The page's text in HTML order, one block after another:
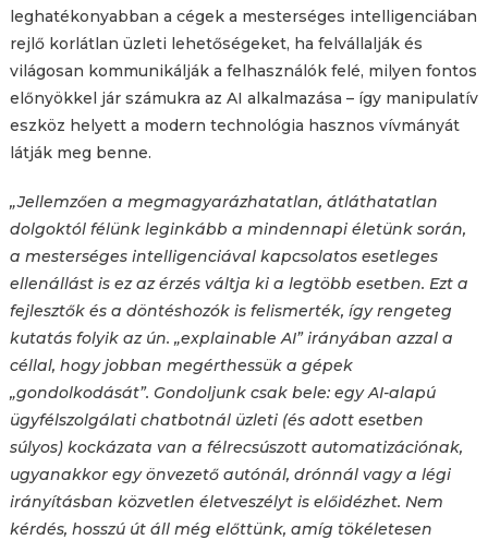
leghatékonyabban a cégek a mesterséges intelligenciában
rejlő korlátlan üzleti lehetőségeket, ha felvállalják és
világosan kommunikálják a felhasználók felé, milyen fontos
előnyökkel jár számukra az AI alkalmazása – így manipulatív
eszköz helyett a modern technológia hasznos vívmányát
látják meg benne.
„Jellemzően a megmagyarázhatatlan, átláthatatlan
dolgoktól félünk leginkább a mindennapi életünk során,
a mesterséges intelligenciával kapcsolatos esetleges
ellenállást is ez az érzés váltja ki a legtöbb esetben. Ezt a
fejlesztők és a döntéshozók is felismerték, így rengeteg
kutatás folyik az ún. „explainable AI” irányában azzal a
céllal, hogy jobban megérthessük a gépek
„gondolkodását”. Gondoljunk csak bele: egy AI-alapú
ügyfélszolgálati chatbotnál üzleti (és adott esetben
súlyos) kockázata van a félrecsúszott automatizációnak,
ugyanakkor egy önvezető autónál, drónnál vagy a légi
irányításban közvetlen életveszélyt is előidézhet. Nem
kérdés, hosszú út áll még előttünk, amíg tökéletesen